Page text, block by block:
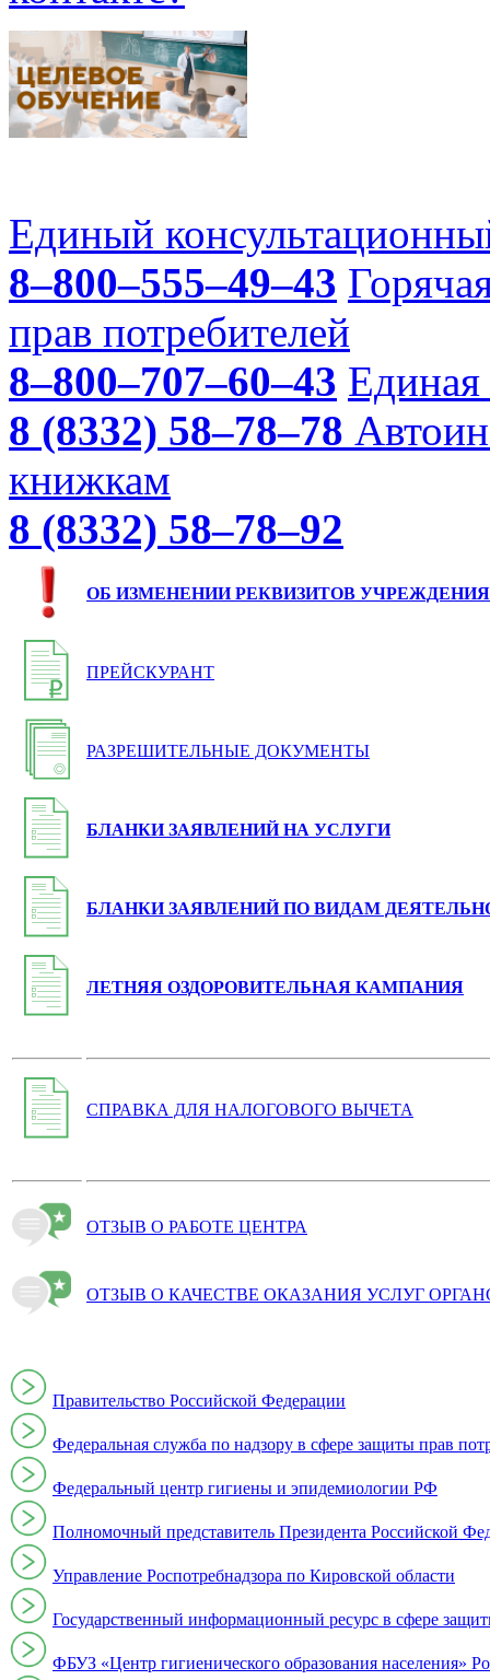
Единый
8–800–555–49–43
прав потребителей
8–800–707–60–43 Единая
8 (8332) 58–78–78
книжкам
8 (8332) 58–78–92
ОБ ИЗМЕНЕНИИ РЕКВИЗИТОВ УЧРЕЖДЕНИЯ
ПРЕЙСКУРАНТ
РАЗРЕШИТЕЛЬНЫЕ ДОКУМЕНТЫ
БЛАНКИ ЗАЯВЛЕНИЙ НА УСЛУГИ
БЛАНКИ ЗАЯВЛЕНИЙ ПО ВИДАМ
ЛЕТНЯЯ ОЗДОРОВИТЕЛЬНАЯ КАМПАНИЯ
СПРАВКА ДЛЯ НАЛОГОВОГО ВЫЧЕТА
ОТЗЫВ О РАБОТЕ ЦЕНТРА
ОТЗЫВ О КАЧЕСТВЕ ОКАЗАНИЯ УСЛУГ
Правительство Российской Федерации
Федеральная служба по надзору в сфере защиты прав
Федеральный центр гигиены и эпидемиологии РФ
Полномочный представитель Президента Российской
Управление Роспотребнадзора по Кировской области
Государственный информационный ресурс в сфере
ФБУЗ «Центр гигиенического образования населения»